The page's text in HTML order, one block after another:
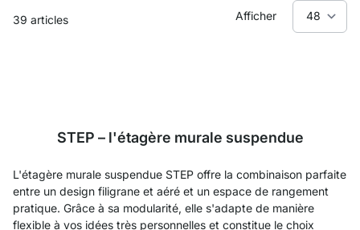
39 articles Afficher
STEP – l'étagère murale suspendue
L'étagère murale suspendue STEP offre la combinaison parfaite
entre un design filigrane et aéré et un espace de rangement
pratique. Grâce à sa modularité, elle s'adapte de manière
flexible à vos idées très personnelles et constitue le choix